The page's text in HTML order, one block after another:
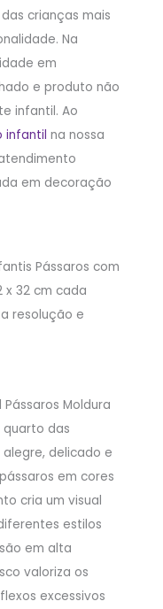
crianças mais
Na
em
e produto não
infantil. Ao
infantil na nossa
em decoração
Pássaros com
x 32 cm cada
resolução e
Moldura
quarto das
delicado e
em cores
cria um visual
estilos
em alta
valoriza os
excessivos